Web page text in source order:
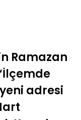
Ramazan
adresi